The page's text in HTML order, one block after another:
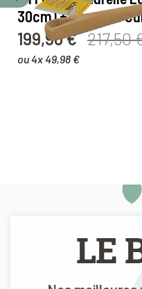
30cm) + Spray de
Prix
199,90 € Prix de base
217,50
ou 4x 49,98 €
LE